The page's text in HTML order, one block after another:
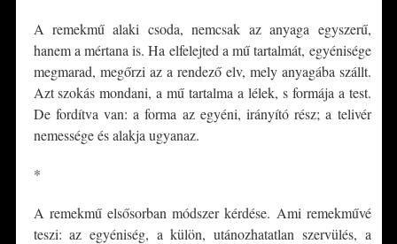
A remekmű alaki csoda, nemcsak az anyaga egyszerű,
hanem a mértana is. Ha elfelejted a mű tartalmát, egyénisége
megmarad, megőrzi az a rendező elv, mely anyagába szállt.
Azt szokás mondani, a mű tartalma a lélek, s formája a test.
De fordítva van: a forma az egyéni, irányító rész; a telivér
nemessége és alakja ugyanaz.
*
A remekmű elsősorban módszer kérdése. Ami remekművé
teszi: az egyéniség, a külön, utánozhatatlan szervülés, a